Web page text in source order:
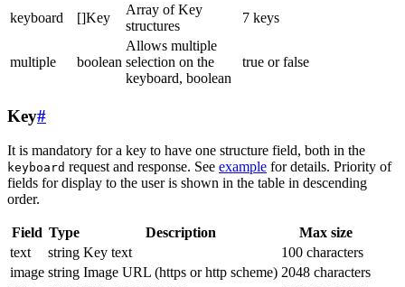
keyboard []Key
Array of Key
structures
7 keys
multiple boolean
Allows multiple
selection on the
keyboard, boolean
true or false
Key#
It is mandatory for a key to have one structure field, both in the
keyboard request and response. See example for details. Priority of
fields for display to the user is shown in the table in descending
order.
Field Type Description
Max size
text
string Key text
100 characters
image string Image URL (https or http scheme) 2048 characters